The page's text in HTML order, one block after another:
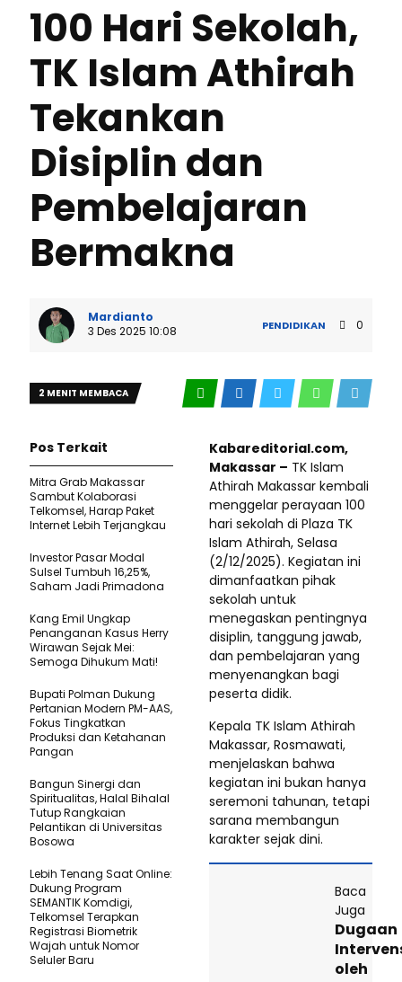
100 Hari Sekolah,
TK Islam Athirah
Tekankan
Disiplin dan
Pembelajaran
Bermakna
Mardianto
3 Des 2025 10:08
PENDIDIKAN 0
2 MENIT MEMBACA
Kabareditorial.com,
Makassar – TK Islam
Athirah Makassar kembali
menggelar perayaan 100
hari sekolah di Plaza TK
Islam Athirah, Selasa
(2/12/2025). Kegiatan ini
dimanfaatkan pihak
sekolah untuk
menegaskan pentingnya
disiplin, tanggung jawab,
dan pembelajaran yang
menyenangkan bagi
peserta didik.
Kepala TK Islam Athirah
Makassar, Rosmawati,
menjelaskan bahwa
kegiatan ini bukan hanya
seremoni tahunan, tetapi
sarana membangun
karakter sejak dini.
Baca
Juga
Dugaan
oleh
Pos Terkait
Mitra Grab Makassar
Sambut Kolaborasi
Telkomsel, Harap Paket
Internet Lebih Terjangkau
Investor Pasar Modal
Sulsel Tumbuh 16,25%,
Saham Jadi Primadona
Kang Emil Ungkap
Penanganan Kasus Herry
Wirawan Sejak Mei:
Semoga Dihukum Mati!
Bupati Polman Dukung
Pertanian Modern PM-AAS,
Fokus Tingkatkan
Produksi dan Ketahanan
Pangan
Bangun Sinergi dan
Spiritualitas, Halal Bihalal
Tutup Rangkaian
Pelantikan di Universitas
Bosowa
Lebih Tenang Saat Online:
Dukung Program
SEMANTIK Komdigi,
Telkomsel Terapkan
Registrasi Biometrik
Wajah untuk Nomor
Seluler Baru